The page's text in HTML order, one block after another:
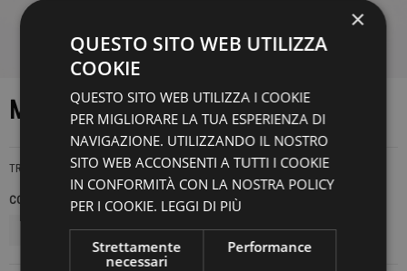
MESSENGER TRAKATAN
TRK881
COLORE TAGLIE UNICHE
×
QUESTO SITO WEB UTILIZZA
COOKIE
QUESTO SITO WEB UTILIZZA I COOKIE
PER MIGLIORARE LA TUA ESPERIENZA DI
NAVIGAZIONE. UTILIZZANDO IL NOSTRO
SITO WEB ACCONSENTI A TUTTI I COOKIE
IN CONFORMITÀ CON LA NOSTRA POLICY
PER I COOKIE. LEGGI DI PIÙ
Strettamente
necessari
Performance